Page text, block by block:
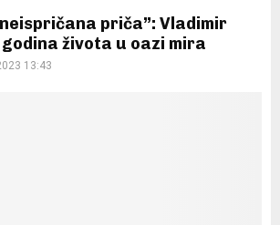
priča”: Vladimir
godina života u oazi mira
13:43